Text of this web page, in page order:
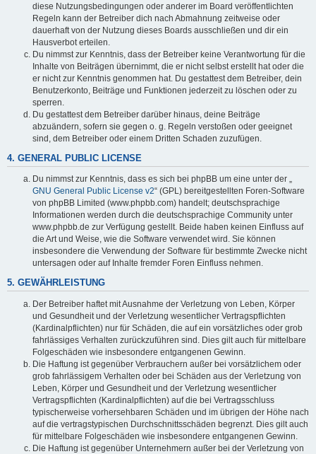
diese Nutzungsbedingungen oder anderer im Board veröffentlichten
Regeln kann der Betreiber dich nach Abmahnung zeitweise oder
dauerhaft von der Nutzung dieses Boards ausschließen und dir ein
Hausverbot erteilen.
Du nimmst zur Kenntnis, dass der Betreiber keine Verantwortung für die
Inhalte von Beiträgen übernimmt, die er nicht selbst erstellt hat oder die
er nicht zur Kenntnis genommen hat. Du gestattest dem Betreiber, dein
Benutzerkonto, Beiträge und Funktionen jederzeit zu löschen oder zu
sperren.
Du gestattest dem Betreiber darüber hinaus, deine Beiträge
abzuändern, sofern sie gegen o. g. Regeln verstoßen oder geeignet
sind, dem Betreiber oder einem Dritten Schaden zuzufügen.
4. GENERAL PUBLIC LICENSE
Du nimmst zur Kenntnis, dass es sich bei phpBB um eine unter der „
GNU General Public License v2“ (GPL) bereitgestellten Foren-Software
von phpBB Limited (www.phpbb.com) handelt; deutschsprachige
Informationen werden durch die deutschsprachige Community unter
www.phpbb.de zur Verfügung gestellt. Beide haben keinen Einfluss auf
die Art und Weise, wie die Software verwendet wird. Sie können
insbesondere die Verwendung der Software für bestimmte Zwecke nicht
untersagen oder auf Inhalte fremder Foren Einfluss nehmen.
5. GEWÄHRLEISTUNG
Der Betreiber haftet mit Ausnahme der Verletzung von Leben, Körper
und Gesundheit und der Verletzung wesentlicher Vertragspflichten
(Kardinalpflichten) nur für Schäden, die auf ein vorsätzliches oder grob
fahrlässiges Verhalten zurückzuführen sind. Dies gilt auch für mittelbare
Folgeschäden wie insbesondere entgangenen Gewinn.
Die Haftung ist gegenüber Verbrauchern außer bei vorsätzlichem oder
grob fahrlässigem Verhalten oder bei Schäden aus der Verletzung von
Leben, Körper und Gesundheit und der Verletzung wesentlicher
Vertragspflichten (Kardinalpflichten) auf die bei Vertragsschluss
typischerweise vorhersehbaren Schäden und im übrigen der Höhe nach
auf die vertragstypischen Durchschnittsschäden begrenzt. Dies gilt auch
für mittelbare Folgeschäden wie insbesondere entgangenen Gewinn.
Die Haftung ist gegenüber Unternehmern außer bei der Verletzung von